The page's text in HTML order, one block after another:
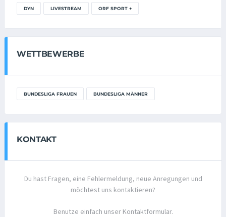
DYN LIVESTREAM ORF SPORT +
WETTBEWERBE
BUNDESLIGA FRAUEN BUNDESLIGA MÄNNER
KONTAKT
Du hast Fragen, eine Fehlermeldung, neue Anregungen und
möchtest uns kontaktieren?
Benutze einfach unser Kontaktformular.